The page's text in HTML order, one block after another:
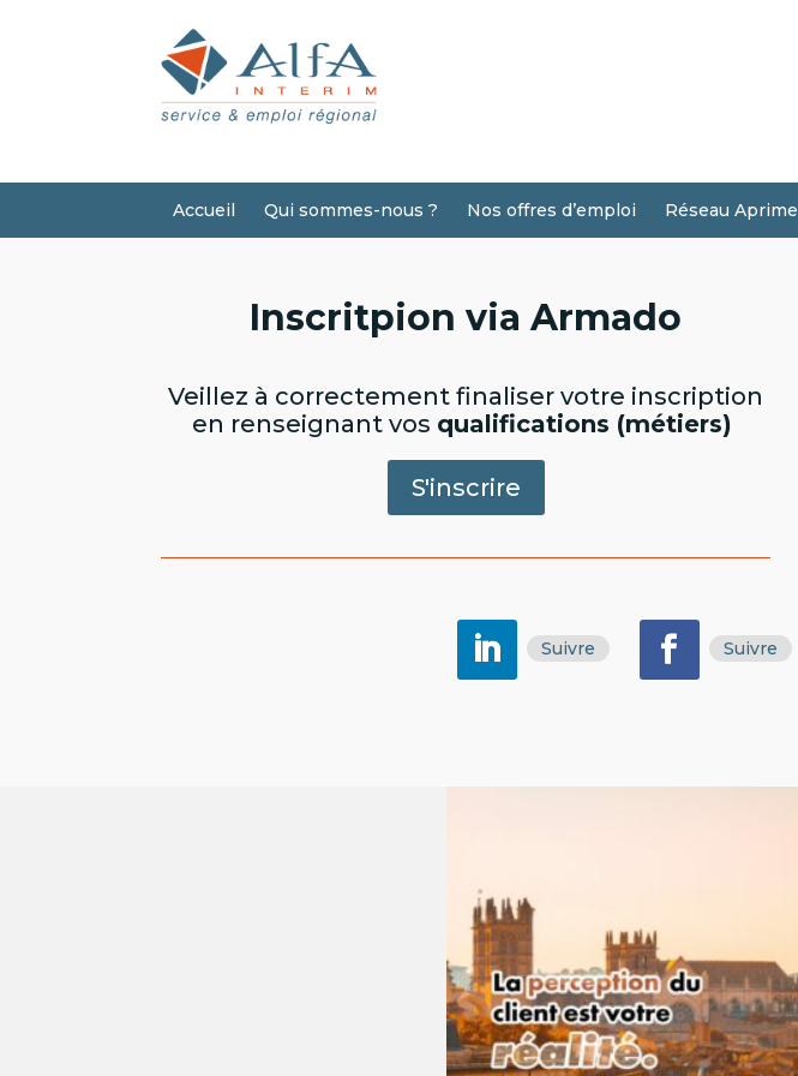
Accueil Qui sommes-nous ? Nos offres d’emploi Réseau Aprime
Inscritpion via Armado
Veillez à correctement finaliser votre inscription
en renseignant vos qualifications (métiers)
S'inscrire
Suivre Suivre